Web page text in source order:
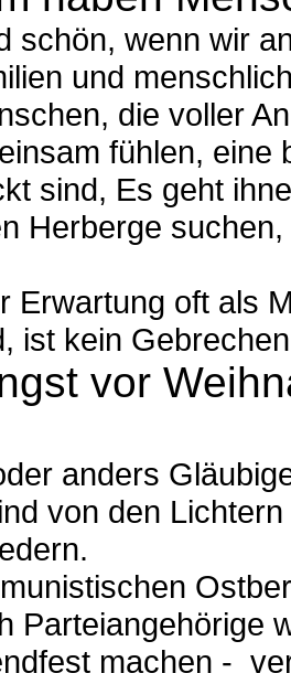
schön, wenn wir
und
die voller
fühlen, eine
sind, Es geht
Herberge
Erwartung oft als
ist kein
vor
anders
von den
Parteiangehörige
machen -